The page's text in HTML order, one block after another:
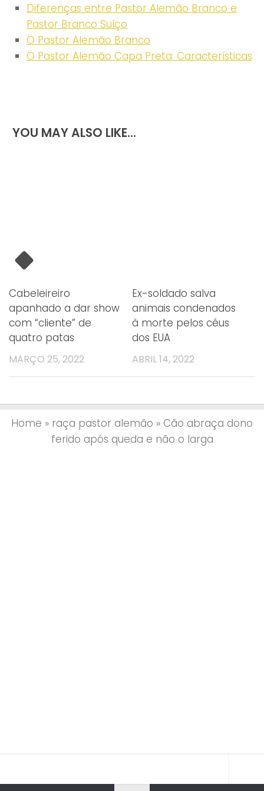
Diferenças entre Pastor Alemão Branco e
Pastor Branco Suíço
O Pastor Alemão Branco
O Pastor Alemão Capa Preta: Características
YOU MAY ALSO LIKE...
Cabeleireiro
apanhado a dar show
com “cliente” de
quatro patas
MARÇO 25, 2022
Ex-soldado salva
animais condenados
à morte pelos céus
dos EUA
ABRIL 14, 2022
Home » raça pastor alemão » Cão abraça dono
ferido após queda e não o larga